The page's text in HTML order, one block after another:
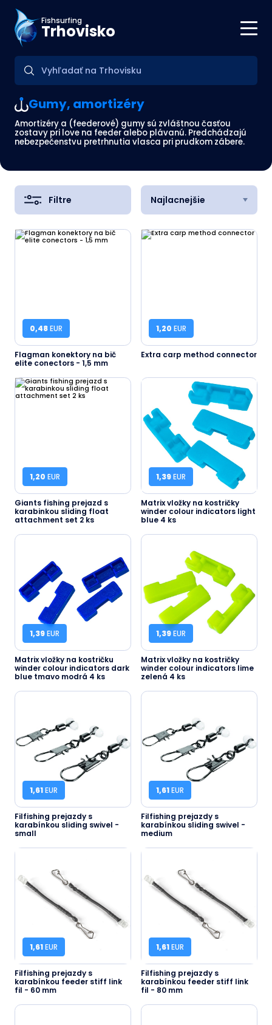
Fishsurfing
Trhovisko
Gumy, amortizéry
Amortizéry a (feederové) gumy sú zvláštnou časťou
zostavy pri love na feeder alebo plávanú. Predchádzajú
nebezpečenstvu pretrhnutia vlasca pri prudkom zábere.
Filtre Najlacnejšie
0,48EUR
Flagman konektory na bič
elite conectors - 1,5 mm
1,20 EUR
Extra carp method connector
1,20 EUR
Giants fishing prejazd s
karabinkou sliding float
attachment set 2 ks
1,39EUR
Matrix vložky na kostričky
winder colour indicators light
blue 4 ks
1,39EUR
Matrix vložky na kostričku
winder colour indicators dark
blue tmavo modrá 4 ks
1,39EUR
Matrix vložky na kostričky
winder colour indicators lime
zelená 4 ks
1,61EUR
Filfishing prejazdy s
karabínkou sliding swivel -
small
1,61EUR
Filfishing prejazdy s
karabínkou sliding swivel -
medium
1,61EUR
Filfishing prejazdy s
karabínkou feeder stiff link
fil - 60 mm
1,61EUR
Filfishing prejazdy s
karabínkou feeder stiff link
fil - 80 mm